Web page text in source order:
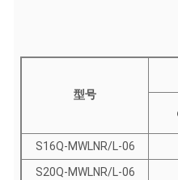
型号
S16Q-MWLNR/L-06
S20Q-MWLNR/L-06